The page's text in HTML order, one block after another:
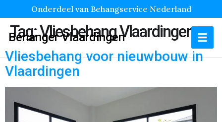
Onderdeel van Behangservice Nederland
Behanger Vlaardingen
Tag:Vliesbehang Vlaardingen
Vliesbehang voor nieuwbouw in
Vlaardingen